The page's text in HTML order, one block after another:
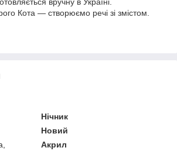
Кота — створюємо речі зі змістом.
Нічник
Новий
Акрил